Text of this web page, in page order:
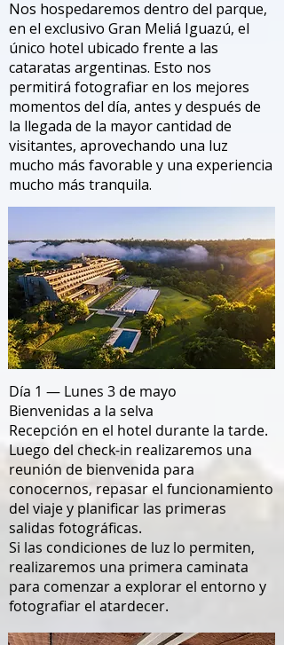
Nos hospedaremos dentro del parque,
en el exclusivo Gran Meliá Iguazú, el
único hotel ubicado frente a las
cataratas argentinas. Esto nos
permitirá fotografiar en los mejores
momentos del día, antes y después de
la llegada de la mayor cantidad de
visitantes, aprovechando una luz
mucho más favorable y una experiencia
mucho más tranquila.
Día 1 — Lunes 3 de mayo
Bienvenidas a la selva
Recepción en el hotel durante la tarde.
Luego del check-in realizaremos una
reunión de bienvenida para
conocernos, repasar el funcionamiento
del viaje y planificar las primeras
salidas fotográficas.
Si las condiciones de luz lo permiten,
realizaremos una primera caminata
para comenzar a explorar el entorno y
fotografiar el atardecer.